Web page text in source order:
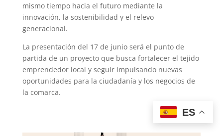
mismo tiempo hacia el futuro mediante la
innovación, la sostenibilidad y el relevo
generacional.
La presentación del 17 de junio será el punto de
partida de un proyecto que busca fortalecer el tejido
emprendedor local y seguir impulsando nuevas
oportunidades para la ciudadanía y los negocios de
la comarca.
ES